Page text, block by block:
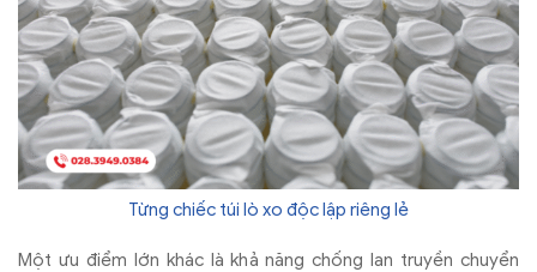
Từng chiếc túi lò xo độc lập riêng lẻ
Một ưu điểm lớn khác là khả năng chống lan truyền chuyển